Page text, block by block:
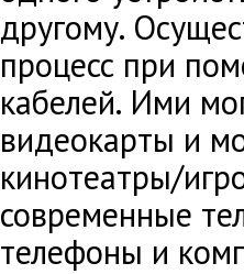
другому.
процесс при
кабелей. Ими
видеокарты и
кинотеатры/
современные
телефоны и